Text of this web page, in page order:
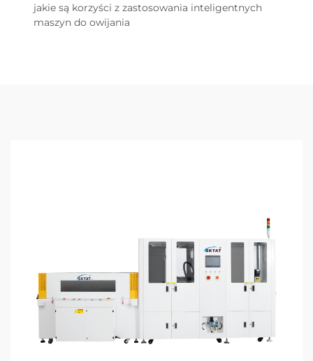
jakie są korzyści z zastosowania inteligentnych
maszyn do owijania